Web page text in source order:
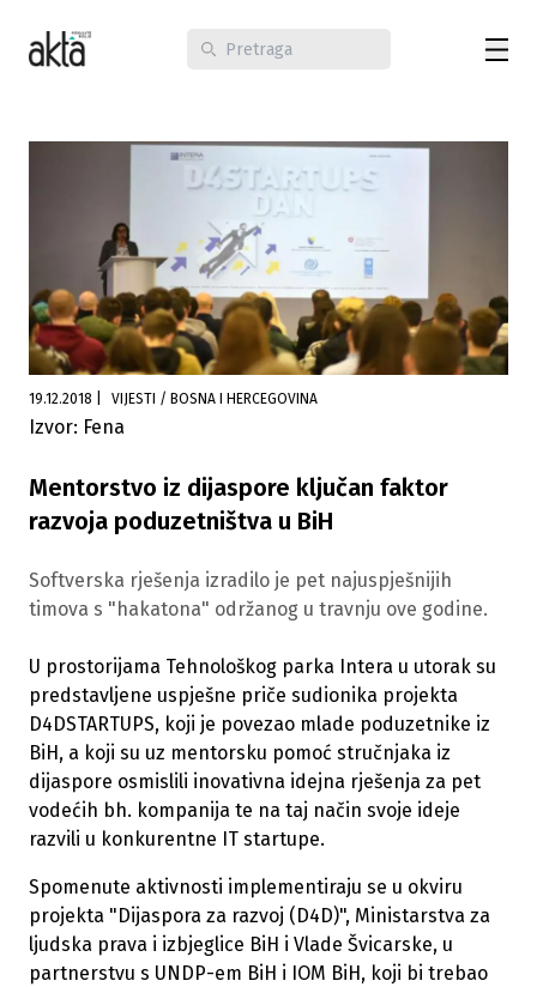
19.12.2018 VIJESTI / BOSNA I HERCEGOVINA
Izvor: Fena
Mentorstvo iz dijaspore ključan faktor
razvoja poduzetništva u BiH
Softverska rješenja izradilo je pet najuspješnijih
timova s "hakatona" održanog u travnju ove godine.
U prostorijama Tehnološkog parka Intera u utorak su
predstavljene uspješne priče sudionika projekta
D4DSTARTUPS, koji je povezao mlade poduzetnike iz
BiH, a koji su uz mentorsku pomoć stručnjaka iz
dijaspore osmislili inovativna idejna rješenja za pet
vodećih bh. kompanija te na taj način svoje ideje
razvili u konkurentne IT startupe.
Spomenute aktivnosti implementiraju se u okviru
projekta "Dijaspora za razvoj (D4D)", Ministarstva za
ljudska prava i izbjeglice BiH i Vlade Švicarske, u
partnerstvu s UNDP-em BiH i IOM BiH, koji bi trebao